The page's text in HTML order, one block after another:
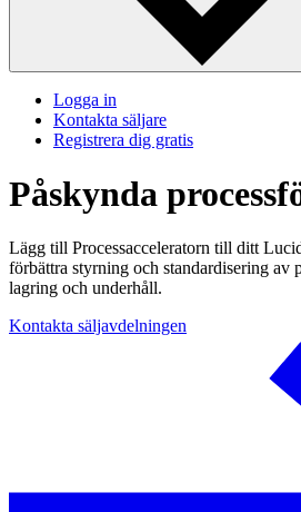
Logga in
Kontakta säljare
Registrera dig gratis
Påskynda
Lägg till Processacceleratorn till ditt
förbättra styrning och standardisering av
lagring och underhåll.
Kontakta säljavdelningen